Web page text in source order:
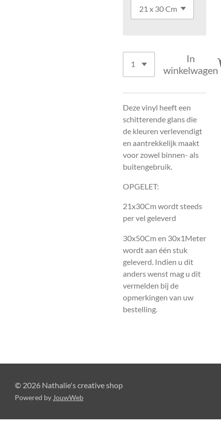
In
winkelwagen
Deze vinyl heeft een
schitterende glans die
de kleuren verlevendigt
en aantrekkelijk maakt
voor zowel binnen- als
buitengebruik.
OPGELET:
21x30Cm wordt steeds
per vel geleverd
30x50Cm en 30x1Meter
wordt aan één stuk
geleverd. Indien u dit
anders wenst mag u dit
vermelden bij de
opmerkingen van uw
bestelling.
© 2026 Nathalie's creative shop
Powered byJouwWeb